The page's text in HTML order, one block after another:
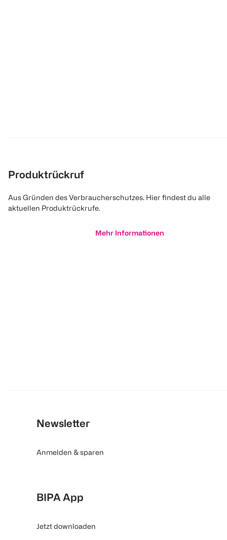
Produktrückruf
Aus Gründen des Verbraucherschutzes. Hier findest du alle
aktuellen Produktrückrufe.
Mehr Informationen
Newsletter
Anmelden & sparen
BIPA App
Jetzt downloaden